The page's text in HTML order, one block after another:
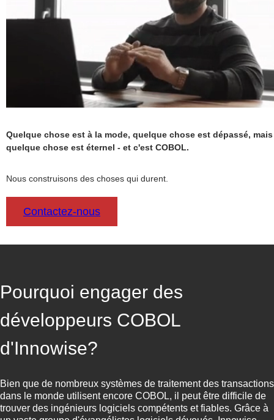
Marketing
Quelque chose est à la mode, quelque chose est dépassé, mais
quelque chose est éternel - et c'est COBOL.
Nous construisons des choses qui durent.
Contactez-nous
Pourquoi engager des
développeurs COBOL
d'Innowise?
Bien que de nombreux systèmes de traitement des transactions
dans le monde utilisent encore COBOL, il peut être difficile de
trouver des ingénieurs logiciels compétents et fiables. Grâce à